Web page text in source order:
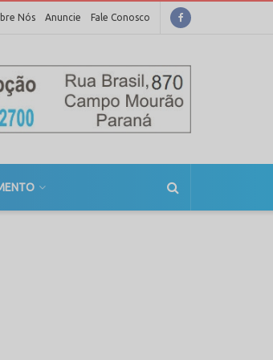
Nós Anuncie Fale Conosco